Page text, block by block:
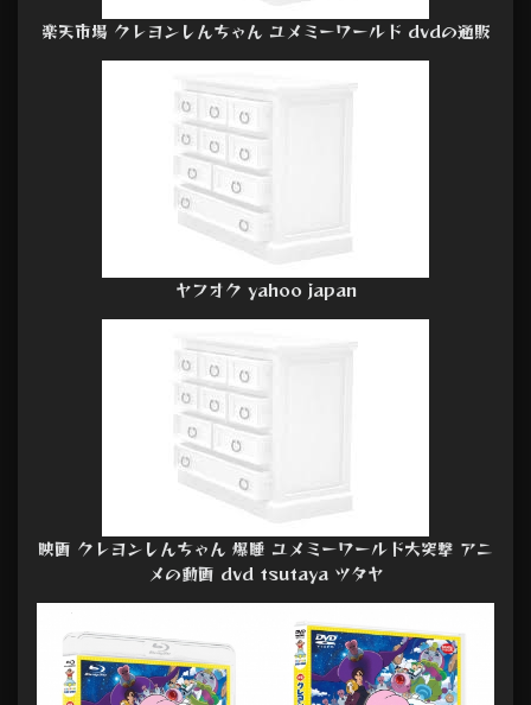
楽天市場 クレヨンしんちゃん ユメミーワールド dvdの通販
ヤフオク yahoo japan
映画 クレヨンしんちゃん 爆睡 ユメミーワールド大突撃 アニ
メの動画 dvd tsutaya ツタヤ